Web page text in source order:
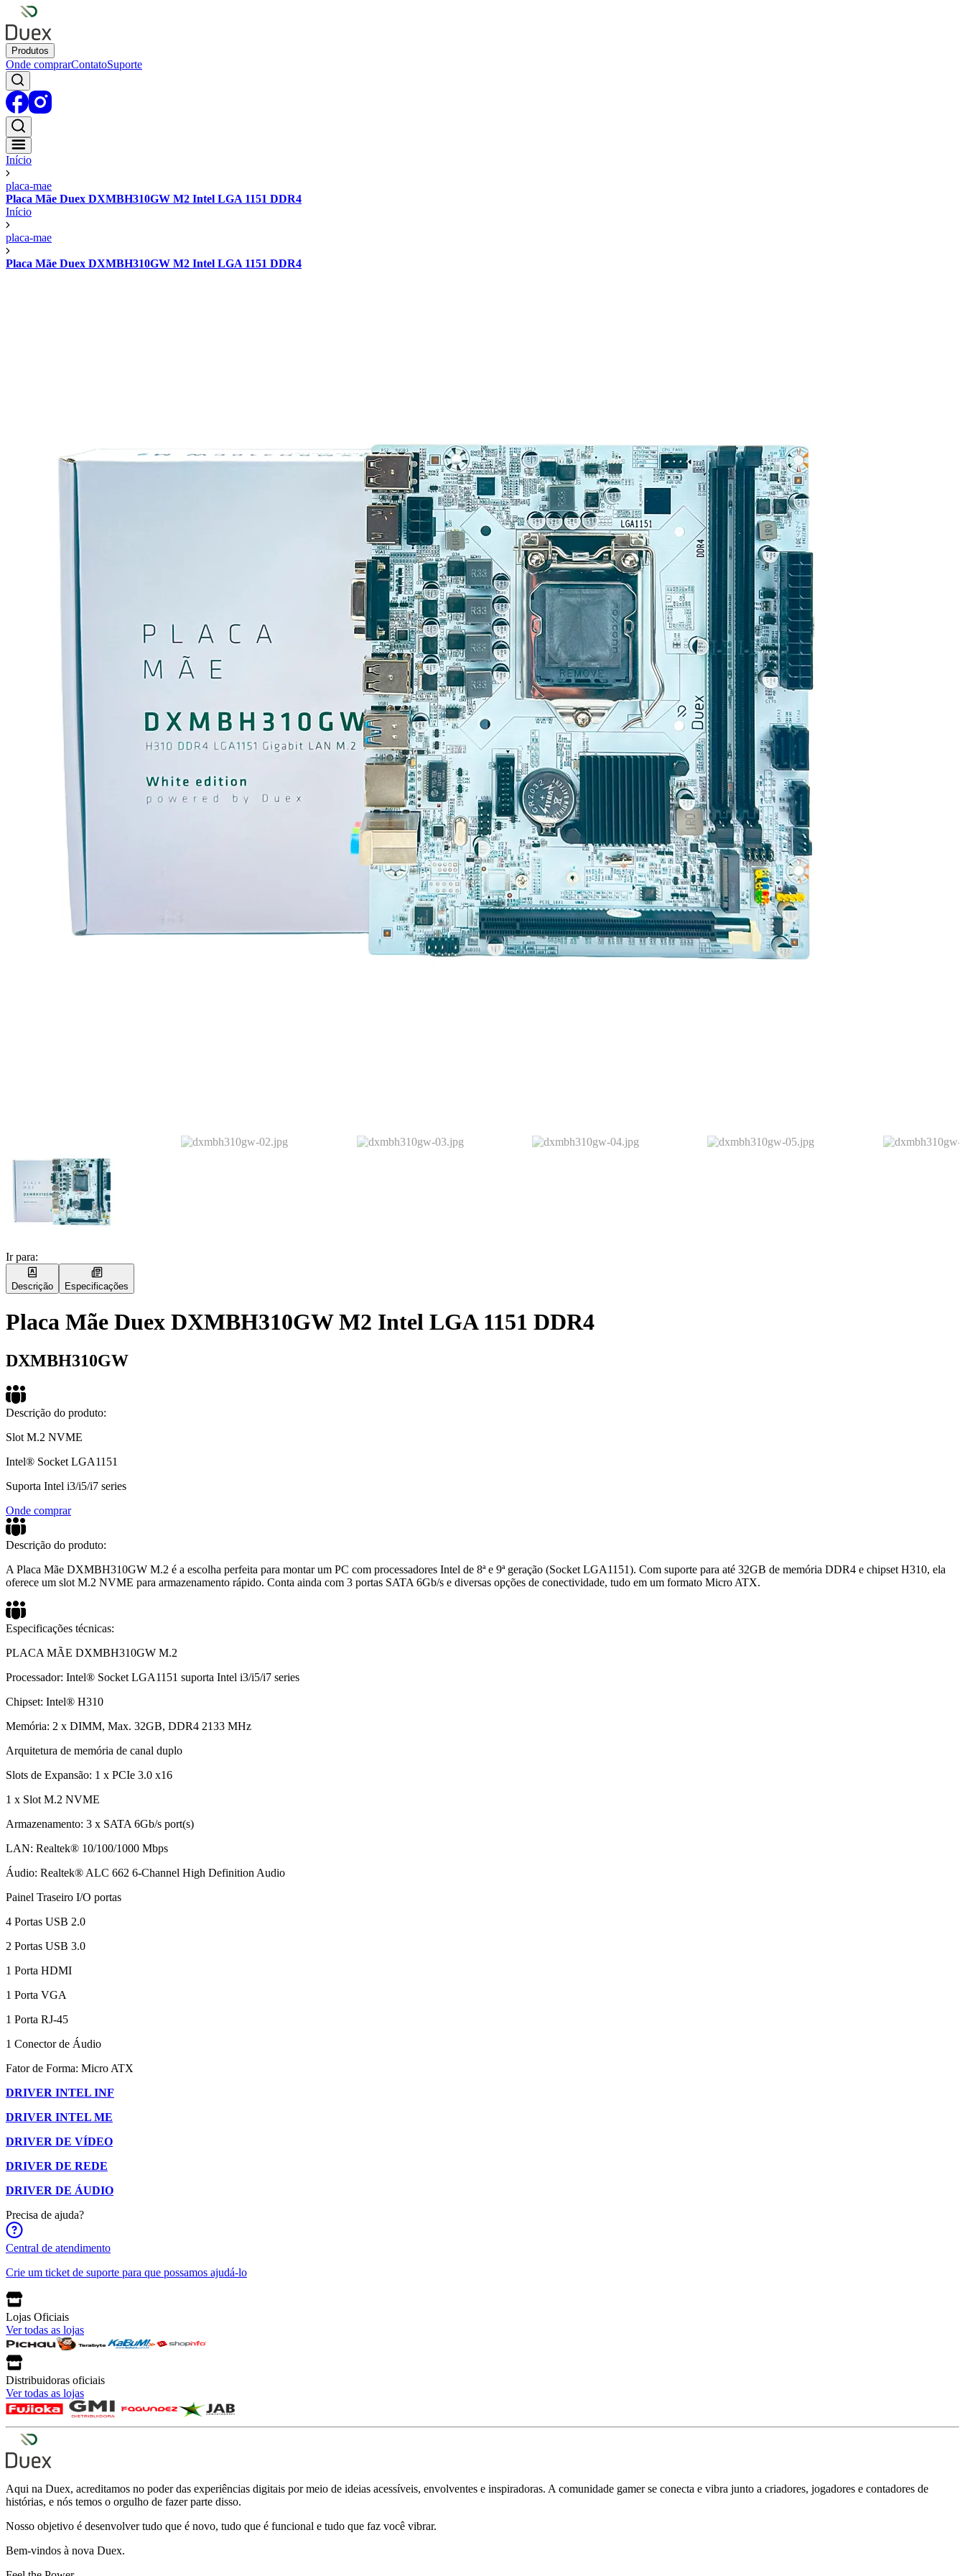
Produtos
Onde comprarContatoSuporte
Início
placa-mae
Placa Mãe Duex DXMBH310GW M2 Intel LGA 1151 DDR4
Início
placa-mae
Placa Mãe Duex DXMBH310GW M2 Intel LGA 1151 DDR4
Ir para:
Descrição Especificações
Placa Mãe Duex DXMBH310GW M2 Intel LGA 1151 DDR4
DXMBH310GW
Descrição do produto:
Slot M.2 NVME
Intel® Socket LGA1151
Suporta Intel i3/i5/i7 series
Onde comprar
Descrição do produto:
A Placa Mãe DXMBH310GW M.2 é a escolha perfeita para montar um PC com processadores Intel de 8ª e 9ª geração (Socket LGA1151). Com suporte para até 32GB de memória DDR4 e chipset H310, ela
oferece um slot M.2 NVME para armazenamento rápido. Conta ainda com 3 portas SATA 6Gb/s e diversas opções de conectividade, tudo em um formato Micro ATX.
Especificações técnicas:
PLACA MÃE DXMBH310GW M.2
Processador: Intel® Socket LGA1151 suporta Intel i3/i5/i7 series
Chipset: Intel® H310
Memória: 2 x DIMM, Max. 32GB, DDR4 2133 MHz
Arquitetura de memória de canal duplo
Slots de Expansão: 1 x PCIe 3.0 x16
1 x Slot M.2 NVME
Armazenamento: 3 x SATA 6Gb/s port(s)
LAN: Realtek® 10/100/1000 Mbps
Áudio: Realtek® ALC 662 6-Channel High Definition Audio
Painel Traseiro I/O portas
4 Portas USB 2.0
2 Portas USB 3.0
1 Porta HDMI
1 Porta VGA
1 Porta RJ-45
1 Conector de Áudio
Fator de Forma: Micro ATX
DRIVER INTEL INF
DRIVER INTEL ME
DRIVER DE VÍDEO
DRIVER DE REDE
DRIVER DE ÁUDIO
Precisa de ajuda?
Central de atendimento
Crie um ticket de suporte para que possamos ajudá-lo
Lojas Oficiais
Ver todas as lojas
Distribuidoras oficiais
Ver todas as lojas
Aqui na Duex, acreditamos no poder das experiências digitais por meio de ideias acessíveis, envolventes e inspiradoras. A comunidade gamer se conecta e vibra junto a criadores, jogadores e contadores de
histórias, e nós temos o orgulho de fazer parte disso.
Nosso objetivo é desenvolver tudo que é novo, tudo que é funcional e tudo que faz você vibrar.
Bem-vindos à nova Duex.